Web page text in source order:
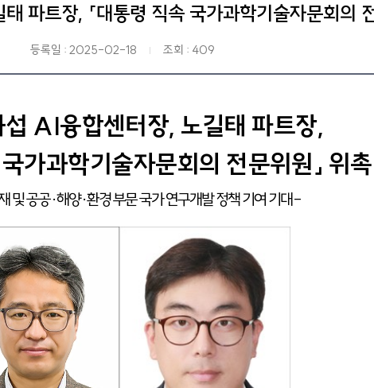
파트장, 「대통령 직속 국가과학기술자문회의
등록일 : 2025-02-18 조회 : 409
AI융합센터장, 노길태 파트장,
국가과학기술자문회의 전문위원」 위촉
및 공공·해양·환경 부문 국가 연구개발 정책 기여 기대-